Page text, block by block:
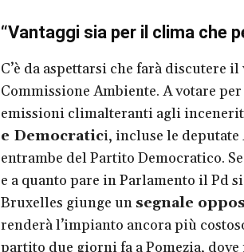
“Vantaggi sia per il clima che
C’è da aspettarsi che farà discutere
Commissione Ambiente. A votare
emissioni climalteranti agli
e Democratici, incluse le deputate
entrambe del Partito Democratico.
e a quanto pare in Parlamento il Pd
Bruxelles giunge un segnale
renderà l’impianto ancora più
partito due giorni fa a Pomezia,